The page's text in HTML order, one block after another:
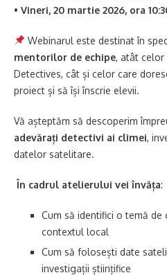
• Vineri, 20 martie 2026, ora
Webinarul este destinat în
mentorilor de echipe, atât celor
Detectives, cât și celor care
proiect și să își înscrie elevii.
Vă așteptăm să descoperim
adevărați detectivi ai climei,
datelor satelitare.
În cadrul atelierului vei învăța:
Cum să identifici o temă
contextul local
Cum să folosești date
investigații științifice